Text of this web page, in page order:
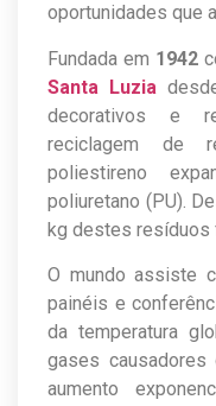
oportunidades que
Fundada em 1942
Santa Luzia
decorativos e
reciclagem de
poliestireno
poliuretano (PU).
kg destes resíduos
O mundo assiste
painéis e
da temperatura
gases
aumento